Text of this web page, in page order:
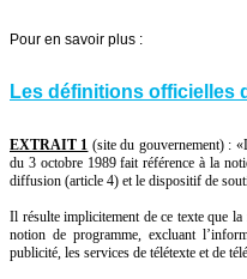
Pour en savoir plus :
Les définitions officielles
EXTRAIT 1 (site du gouvernement) :
du 3 octobre 1989 fait référence à la
diffusion (article 4) et le dispositif de
Il résulte implicitement de ce texte que
notion de programme, excluant
publicité, les services de télétexte et de